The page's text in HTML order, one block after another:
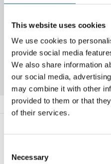
This website uses cookies
We use cookies to
provide social media
We also share information
our social media,
may combine it with other
provided to them or that
of their services.
Selection
Necessary
Artikelnummer